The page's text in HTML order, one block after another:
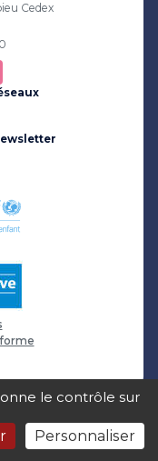
Cedex
le contrôle sur
Personnaliser